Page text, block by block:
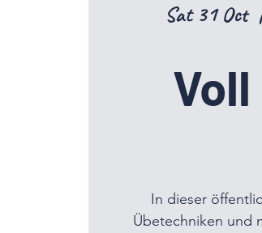
Sat 31 Oct
In dieser
Übetechniken und